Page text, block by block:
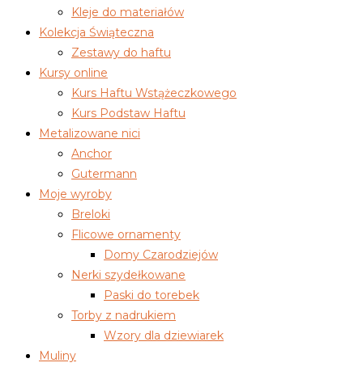
Kleje do materiałów
Kolekcja Świąteczna
Zestawy do haftu
Kursy online
Kurs Haftu Wstążeczkowego
Kurs Podstaw Haftu
Metalizowane nici
Anchor
Gutermann
Moje wyroby
Breloki
Flicowe ornamenty
Domy Czarodziejów
Nerki szydełkowane
Paski do torebek
Torby z nadrukiem
Wzory dla dziewiarek
Muliny